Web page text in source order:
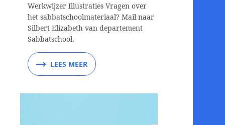
Werkwijzer Illustraties Vragen over
het sabbatschoolmateriaal? Mail naar
Silbert Elizabeth van departement
Sabbatschool.
LEES MEER